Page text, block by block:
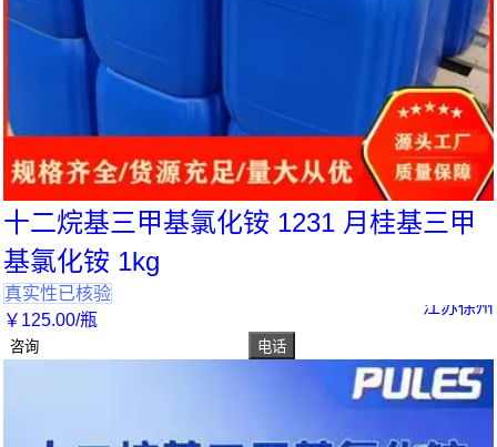
十二烷基三甲基氯化铵 1231 月桂基三甲
基氯化铵 1kg
真实性已核验
￥ 125.00/瓶
江苏徐州
咨询 电话